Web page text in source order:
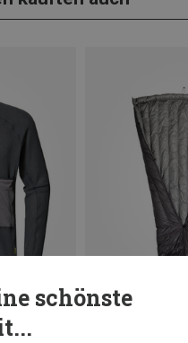
schönste